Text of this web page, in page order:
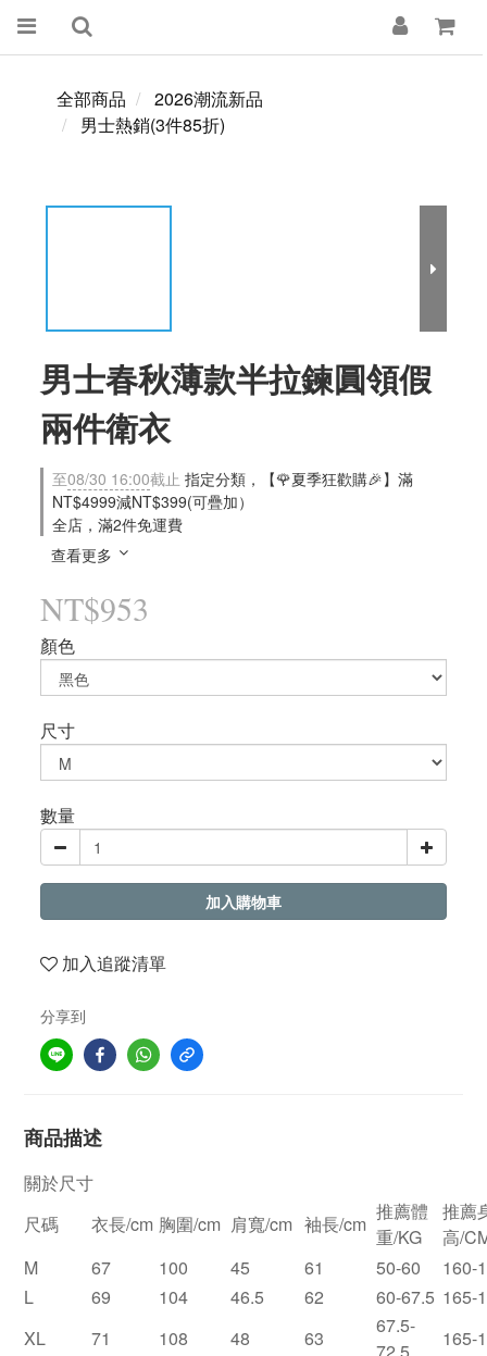
全部商品
2026潮流新品
男士熱銷(3件85折)
男士春秋薄款半拉鍊圓領假
兩件衛衣
至08/30 16:00截止 指定分類，【🌹夏季狂歡購🎉】滿
NT$4999減NT$399(可疊加）
全店，滿2件免運費
查看更多
NT$953
顏色
尺寸
數量
加入購物車
加入追蹤清單
分享到
商品描述
關於尺寸
尺碼
衣長/cm 胸圍/cm 肩寬/cm 袖長/cm
推薦體
重/KG
推薦
高/
M
67 100 45 61 50-60
160-
L
69 104 46.5 62 60-67.5 165-
XL
71 108 48 63
67.5-
165-